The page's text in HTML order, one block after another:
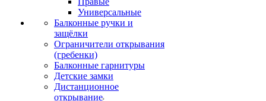
Универсальные
Балконные ручки и
защёлки
Ограничители открывания
(гребенки)
Балконные гарнитуры
Детские замки
Дистанционное
открывание